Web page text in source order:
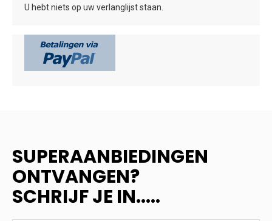
U hebt niets op uw verlanglijst staan.
SUPERAANBIEDINGEN
ONTVANGEN?
SCHRIJF JE IN.....